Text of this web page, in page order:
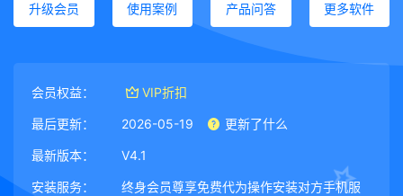
升级会员 使用案例 产品问答 更多软件
会员权益： VIP折扣
最后更新： 2026-05-19 更新了什么
最新版本： V4.1
安装服务： 终身会员尊享免费代为操作安装对方手机服